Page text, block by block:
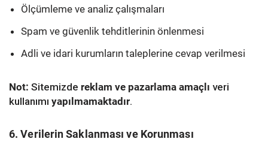
Ölçümleme ve analiz çalışmaları
Spam ve güvenlik tehditlerinin önlenmesi
Adli ve idari kurumların taleplerine cevap verilmesi
Not: Sitemizde reklam ve pazarlama amaçlı veri
kullanımı yapılmamaktadır.
6. Verilerin Saklanması ve Korunması